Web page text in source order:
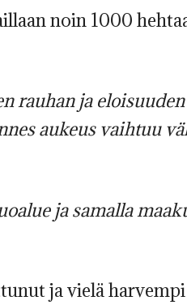
noin 1000
rauhan ja
aukeus vaihtuu
ja samalla
ja vielä